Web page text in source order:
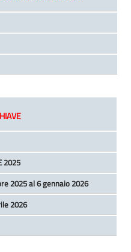
2025
2025 al 6 gennaio 2026
2026